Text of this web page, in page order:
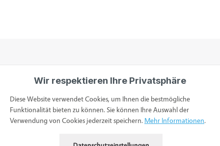
Informationen
Wir respektieren Ihre Privatsphäre
Diese Website verwendet Cookies, um Ihnen die bestmögliche
Funktionalität bieten zu können. Sie können Ihre Auswahl der
Verwendung von Cookies jederzeit speichern. Mehr Informationen.